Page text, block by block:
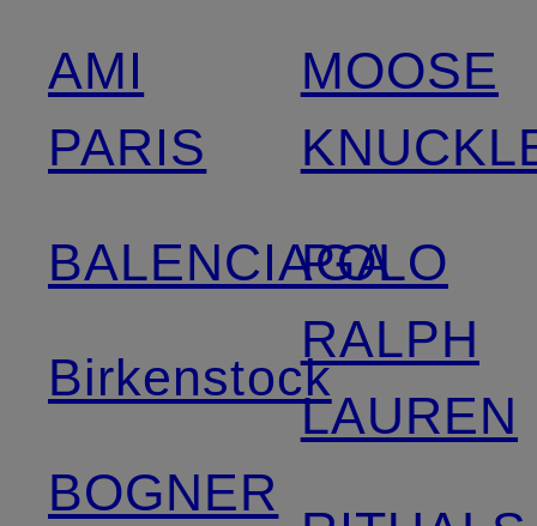
AMI
PARIS
BALENCIAGA
Birkenstock
BOGNER
MOOSE
POLO
RALPH
LAUREN